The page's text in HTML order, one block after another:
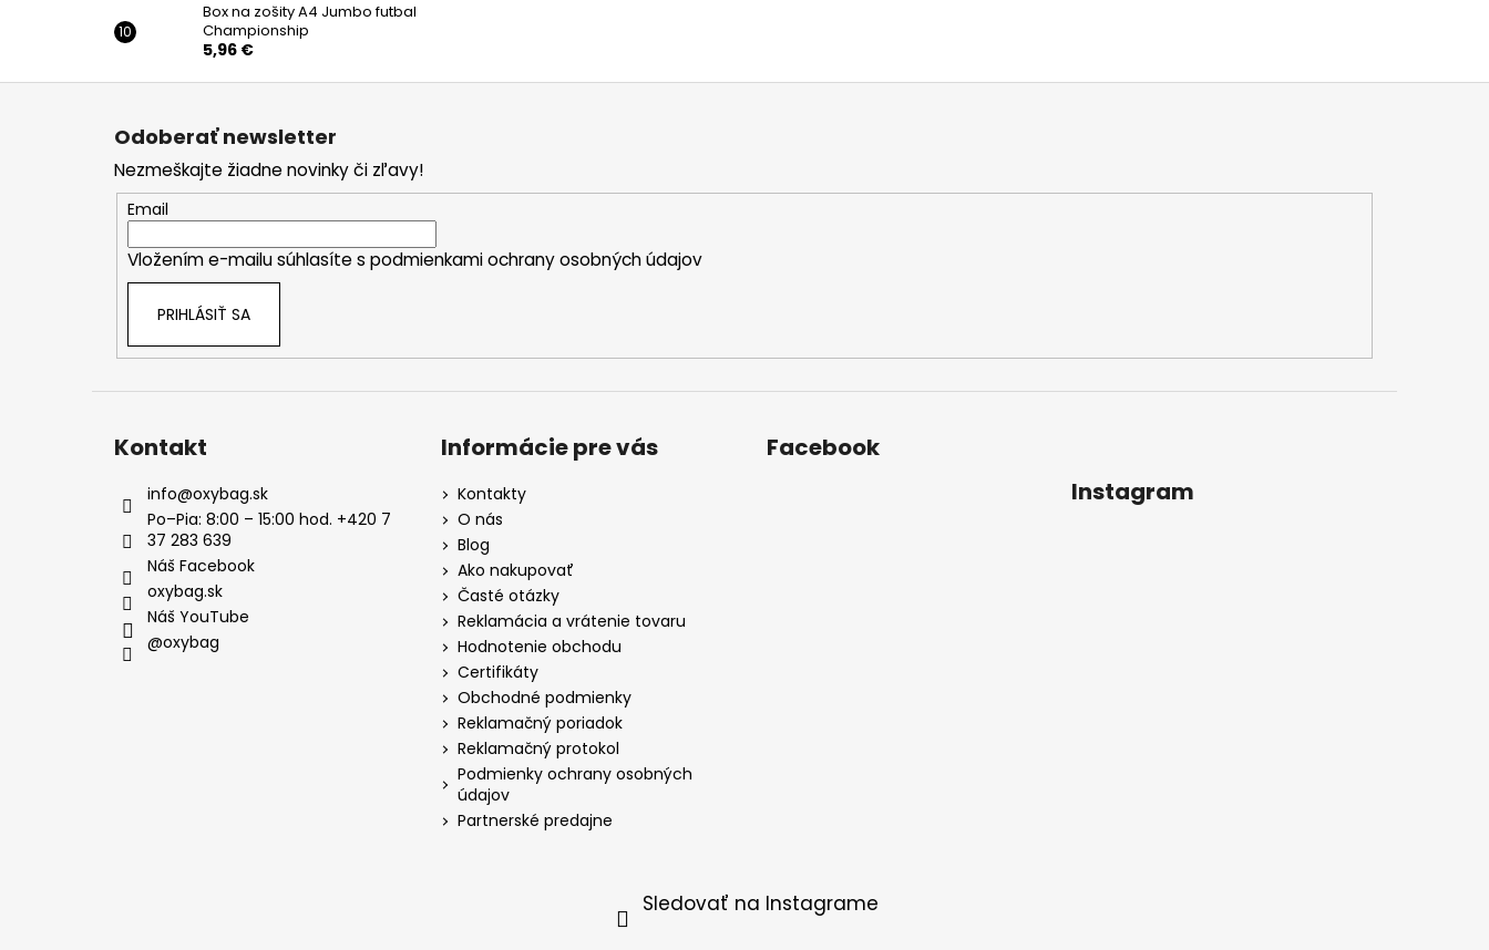
Box na zošity A4 Jumbo futbal
Championship
5,96 €
Z
Odoberať newsletter
Nezmeškajte žiadne novinky či zľavy!
Email
Vložením e-mailu súhlasíte s podmienkami ochrany osobných údajov
PRIHLÁSIŤ SA
Kontakt
info@oxybag.sk
Po–Pia: 8:00 – 15:00 hod. +420 7
37 283 639
Náš Facebook
oxybag.sk
Náš YouTube
@oxybag
Informácie pre vás
Kontakty
O nás
Blog
Ako nakupovať
Časté otázky
Reklamácia a vrátenie tovaru
Hodnotenie obchodu
Certifikáty
Obchodné podmienky
Reklamačný poriadok
Reklamačný protokol
Podmienky ochrany osobných
údajov
Partnerské predajne
Facebook
Instagram
Sledovať na Instagrame